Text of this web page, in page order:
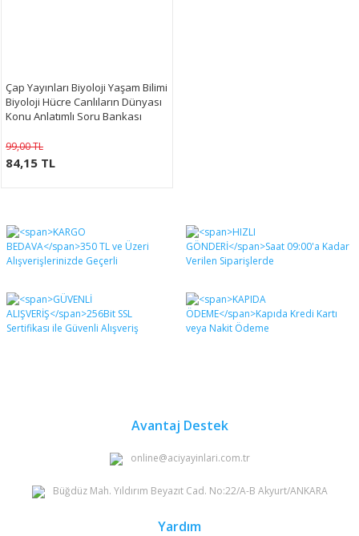
Çap Yayınları Biyoloji Yaşam Bilimi
Biyoloji Hücre Canlıların Dünyası
Konu Anlatımlı Soru Bankası
99,00 TL
84,15 TL
Avantaj Destek
online@aciyayinlari.com.tr
Büğdüz Mah. Yıldırım Beyazıt Cad. No:22/A-B Akyurt/ANKARA
Yardım